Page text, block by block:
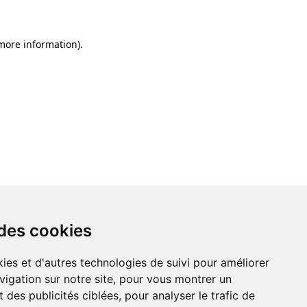
cookies
et d'autres technologies de suivi pour améliorer
sur notre site, pour vous montrer un
des publicités ciblées, pour analyser le trafic de
information).